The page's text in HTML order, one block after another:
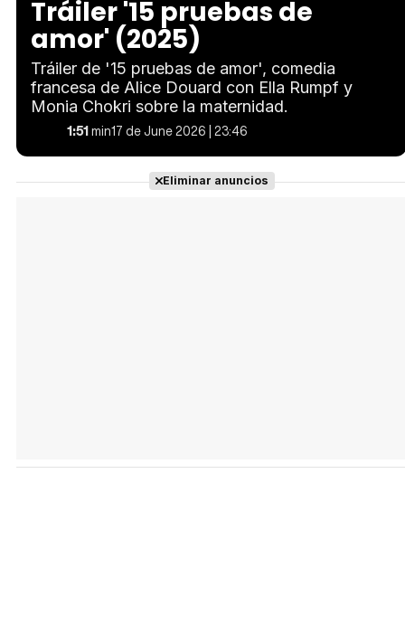
Tráiler '15 pruebas de
amor' (2025)
Tráiler de '15 pruebas de amor', comedia
francesa de Alice Douard con Ella Rumpf y
Monia Chokri sobre la maternidad.
1:51min17 de June 2026 | 23:46
Eliminar anuncios